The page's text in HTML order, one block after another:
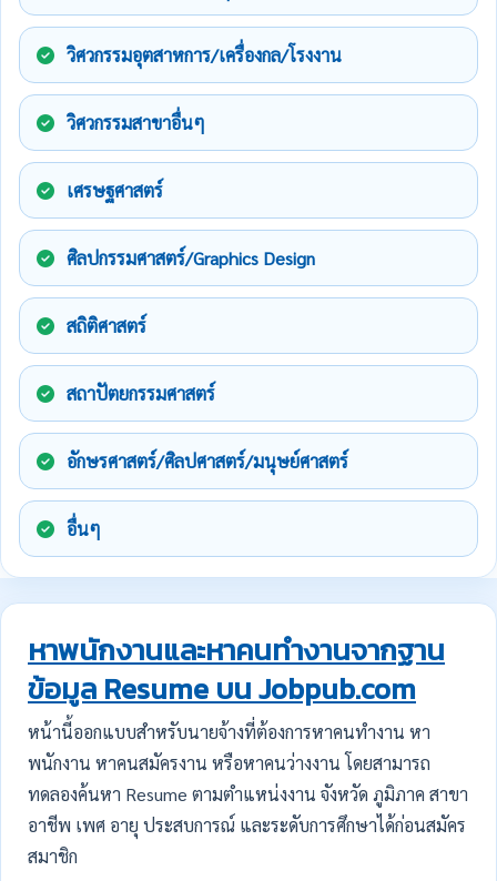
วิศวกรรมอุตสาหการ/เครื่องกล/โรงงาน
วิศวกรรมสาขาอื่นๆ
เศรษฐศาสตร์
ศิลปกรรมศาสตร์/Graphics Design
สถิติศาสตร์
สถาปัตยกรรมศาสตร์
อักษรศาสตร์/ศิลปศาสตร์/มนุษย์ศาสตร์
อื่นๆ
หาพนักงานและหาคนทำงานจากฐาน
ข้อมูล Resume บน Jobpub.com
หน้านี้ออกแบบสำหรับนายจ้างที่ต้องการหาคนทำงาน หา
พนักงาน หาคนสมัครงาน หรือหาคนว่างงาน โดยสามารถ
ทดลองค้นหา Resume ตามตำแหน่งงาน จังหวัด ภูมิภาค สาขา
อาชีพ เพศ อายุ ประสบการณ์ และระดับการศึกษาได้ก่อนสมัคร
สมาชิก